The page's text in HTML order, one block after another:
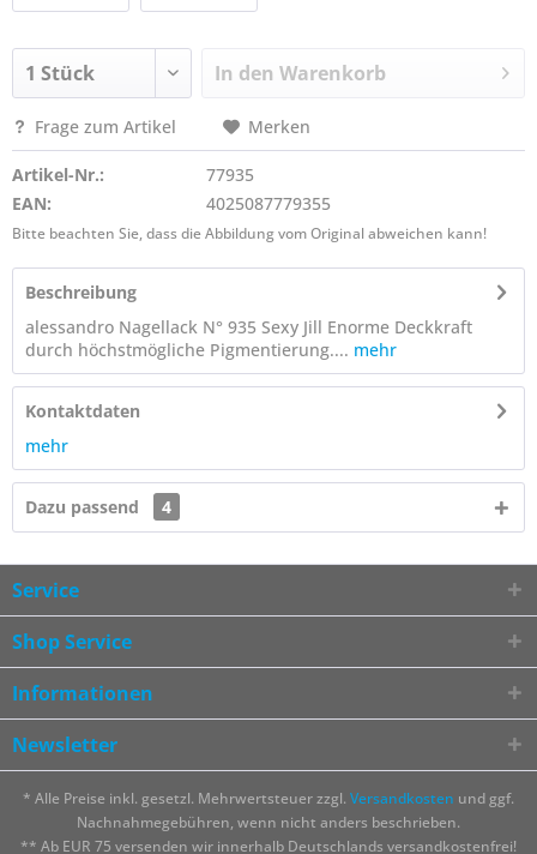
In den Warenkorb
Frage zum Artikel Merken
Artikel-Nr.:
77935
EAN:
4025087779355
Bitte beachten Sie, dass die Abbildung vom Original abweichen kann!
Beschreibung
alessandro Nagellack N° 935 Sexy Jill Enorme Deckkraft
durch höchstmögliche Pigmentierung.... mehr
Kontaktdaten
mehr
Dazu passend 4
Service
Shop Service
Informationen
Newsletter
* Alle Preise inkl. gesetzl. Mehrwertsteuer zzgl. Versandkosten und ggf.
Nachnahmegebühren, wenn nicht anders beschrieben.
** Ab EUR 75 versenden wir innerhalb Deutschlands versandkostenfrei!